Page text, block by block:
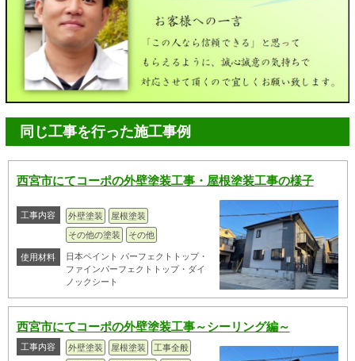
同じ工事を行った施工事例
西宮市にてコーポの外壁塗装工事・屋根塗装工事の様子
工事内容 外壁塗装
屋根塗装
その他の塗装
その他
使用材料
日本ペイント パーフェクトトップ・
ファインパーフェクトトップ・ダイ
ノックシート
西宮市にてコーポの外壁塗装工事～シーリング編～
工事内容 外壁塗装 屋根塗装
工事全般